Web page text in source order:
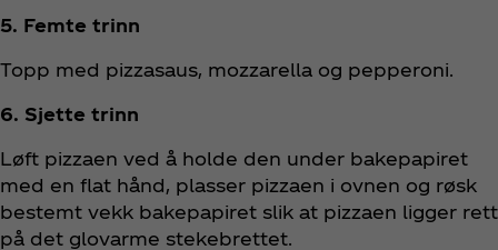
5. Femte trinn
Topp med pizzasaus, mozzarella og pepperoni.
6. Sjette trinn
Løft pizzaen ved å holde den under bakepapiret
med en flat hånd, plasser pizzaen i ovnen og røsk
bestemt vekk bakepapiret slik at pizzaen ligger rett
på det glovarme stekebrettet.